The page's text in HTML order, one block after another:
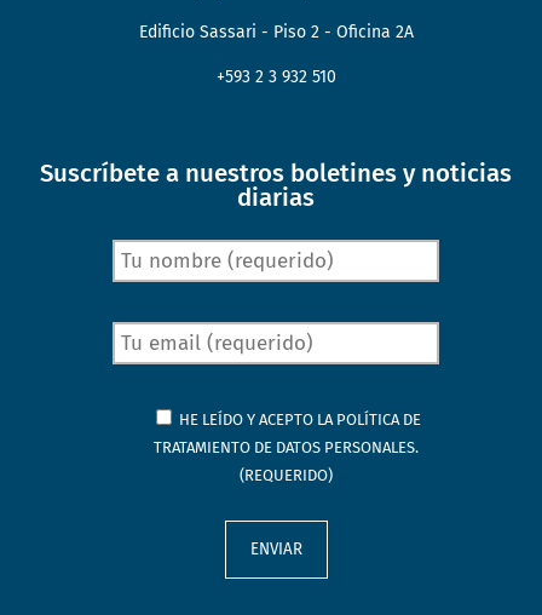
Edificio Sassari - Piso 2 - Oficina 2A
+593 2 3 932 510
Suscríbete a nuestros boletines y noticias
diarias
HE LEÍDO Y ACEPTO LA POLÍTICA DE
TRATAMIENTO DE DATOS PERSONALES.
(REQUERIDO)